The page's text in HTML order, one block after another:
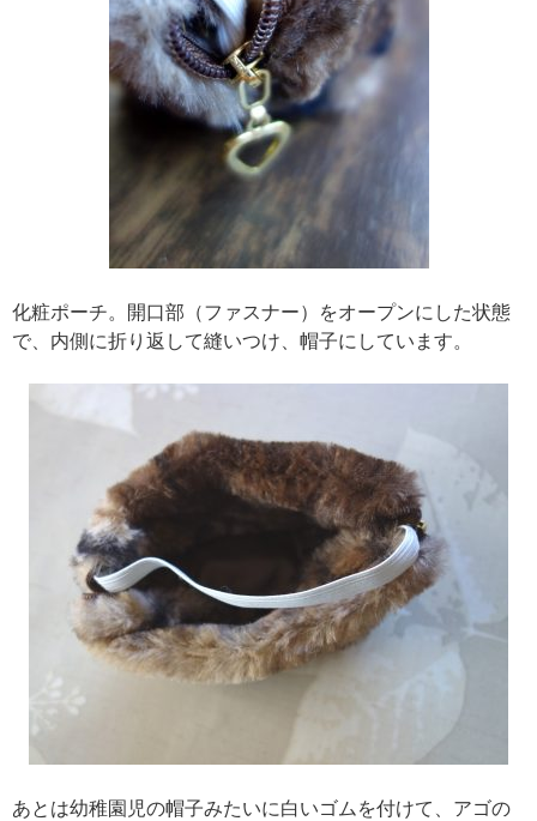
化粧ポーチ。開口部（ファスナー）をオープンにした状態
で、内側に折り返して縫いつけ、帽子にしています。
あとは幼稚園児の帽子みたいに白いゴムを付けて、アゴの